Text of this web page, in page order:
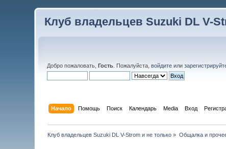
Клуб владельцев Suzuki DL V-
Добро пожаловать,Гость . Пожалуйста,войдите или
Начало Помощь Поиск Календарь Media Вход
Клуб владельцев Suzuki DL V-Strom и не только » Общалка и